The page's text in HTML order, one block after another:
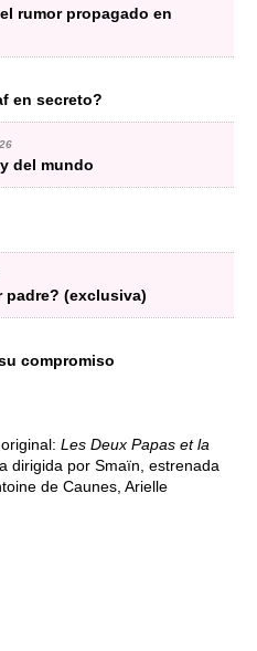
rumor propagado en
en secreto?
del mundo
padre? (exclusiva)
compromiso
Les Deux Papas et la
dirigida por Smaïn, estrenada
de Caunes, Arielle